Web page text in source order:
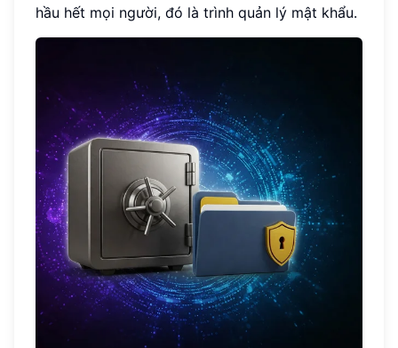
hầu hết mọi người, đó là trình quản lý mật khẩu.